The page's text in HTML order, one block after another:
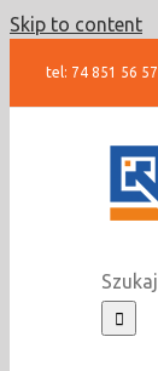
Skip to content
tel: 74 851 56 57
Szukaj